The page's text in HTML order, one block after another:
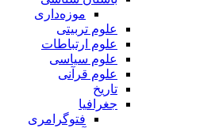
موزه‌داری
علوم تربیتی
علوم ارتباطات
علوم سیاسی
علوم قرآنی
تاریخ
جغرافیا
فتوگرامری